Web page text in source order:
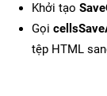
Khởi tạo
Gọi
tệp HTML